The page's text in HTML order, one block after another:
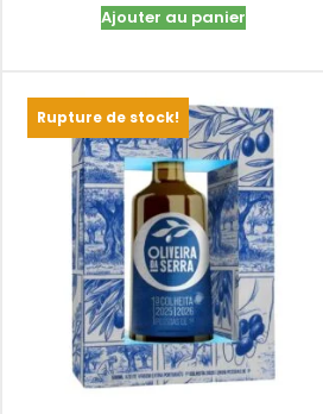
Ajouter au panier
Rupture de stock!